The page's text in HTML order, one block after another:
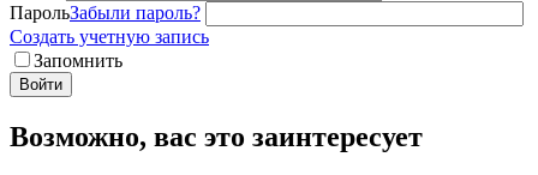
ПарольЗабыли пароль?
Создать учетную запись
Запомнить
Войти
Возможно, вас это заинтересует